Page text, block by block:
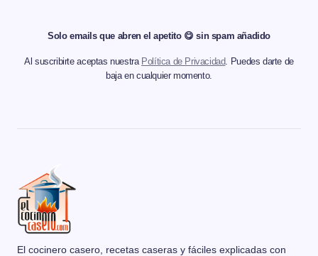
Solo emails que abren el apetito 😋 sin spam añadido
Al suscribirte aceptas nuestra Política de Privacidad. Puedes darte de
baja en cualquier momento.
El cocinero casero, recetas caseras y fáciles explicadas con